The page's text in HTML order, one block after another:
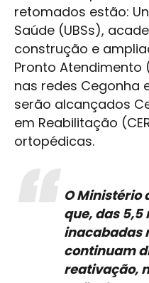
retomados estão:
Saúde (UBSs),
construção e
Pronto Atendimento
nas redes Cegonha
serão alcançados
em Reabilitação
ortopédicas.
O Ministério
que, das 5,5
inacabadas
continuam
reativação,